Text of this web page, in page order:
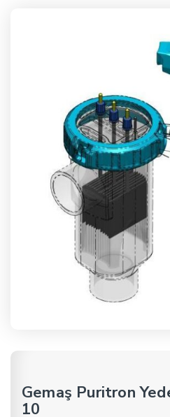
Gemaş Puritron
10